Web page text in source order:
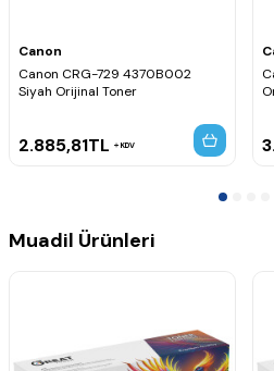
Uzun ömürlü ve güvenilir
Uyumlu Yazıcı Modelleri
Canon i-SENSYS LBP-7018C
Canon
Canon CRG-729 4370B002
Siyah Orijinal Toner
2.885,81TL KDV
Muadil Ürünleri